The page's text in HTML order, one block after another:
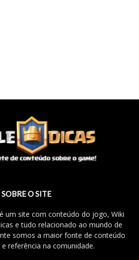
SOBRE O SITE
um site com conteúdo do jogo, Wiki
e tudo relacionado ao mundo de
somos a maior fonte de conteúdo
referência na comunidade.